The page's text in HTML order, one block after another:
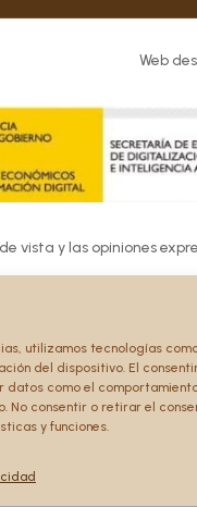
utilizamos tecnologías
del dispositivo. El
como el
No consentir o retirar el
y funciones.
Web
vista y las opiniones
Ni la